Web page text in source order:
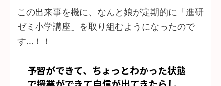
この出来事を機に、なんと娘が定期的に「進研
ゼミ小学講座」を取り組むようになったので
す…！！
予習ができて、ちょっとわかった状態
で授業ができて自信が出てきたらし